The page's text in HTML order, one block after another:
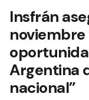
Insfrán
noviembre
Argentina
nacional”